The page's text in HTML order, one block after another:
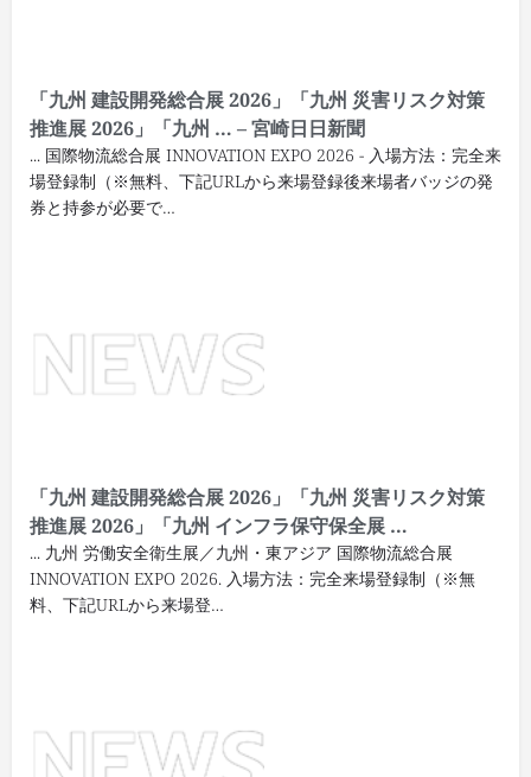
「九州 建設開発総合展 2026」「九州 災害リスク対策
推進展 2026」「九州 … – 宮崎日日新聞
... 国際物流総合展 INNOVATION EXPO 2026 - 入場方法：完全来
場登録制（※無料、下記URLから来場登録後来場者バッジの発
券と持参が必要で…
「九州 建設開発総合展 2026」「九州 災害リスク対策
推進展 2026」「九州 インフラ保守保全展 …
... 九州 労働安全衛生展／九州・東アジア 国際物流総合展
INNOVATION EXPO 2026. 入場方法：完全来場登録制（※無
料、下記URLから来場登…